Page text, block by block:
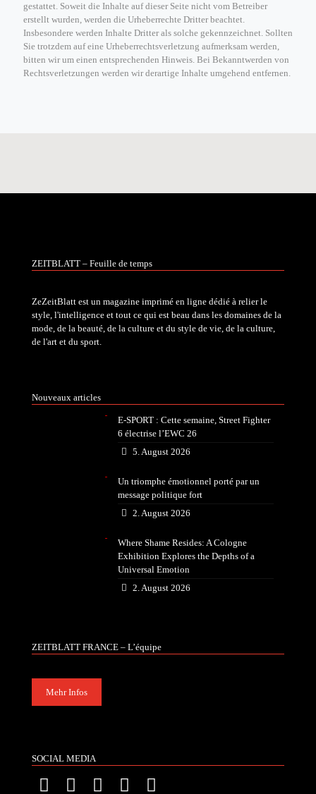
gestattet. Soweit die Inhalte auf dieser Seite nicht vom Betreiber
erstellt wurden, werden die Urheberrechte Dritter beachtet.
Insbesondere werden Inhalte Dritter als solche gekennzeichnet. Sollten
Sie trotzdem auf eine Urheberrechtsverletzung aufmerksam werden,
bitten wir um einen entsprechenden Hinweis. Bei Bekanntwerden von
Rechtsverletzungen werden wir derartige Inhalte umgehend entfernen.
ZEITBLATT – Feuille de temps
ZeZeitBlatt est un magazine imprimé en ligne dédié à relier le
style, l'intelligence et tout ce qui est beau dans les domaines de la
mode, de la beauté, de la culture et du style de vie, de la culture,
de l'art et du sport.
Nouveaux articles
E-SPORT : Cette semaine, Street Fighter
6 électrise l’EWC 26
5. August 2026
Un triomphe émotionnel porté par un
message politique fort
2. August 2026
Where Shame Resides: A Cologne
Exhibition Explores the Depths of a
Universal Emotion
2. August 2026
ZEITBLATT FRANCE – L’équipe
Mehr Infos
SOCIAL MEDIA